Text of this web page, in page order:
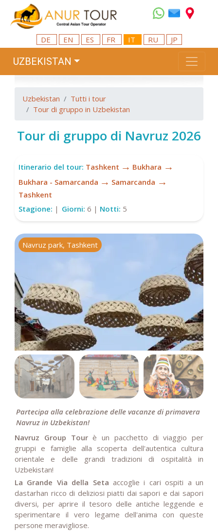
DE EN ES FR IT RU JP
UZBEKISTAN
Uzbekistan
Tutti i tour
Tour di gruppo in Uzbekistan
Tour di gruppo di Navruz 2026
Itinerario del tour: Tashkent → Bukhara →
Bukhara - Samarcanda → Samarcanda →
Tashkent
Stagione: | Giorni: 6 | Notti: 5
Navruz park, Tashkent
Partecipa alla celebrazione delle vacanze di primavera
Navruz in Uzbekistan!
Navruz Group Tourè un pacchetto di viaggio per
gruppi e famiglie alla scoperta dell'autentica cultura
orientale e delle grandi tradizioni di ospitalità in
Uzbekistan!
La Grande Via della Seta accoglie i cari ospiti a un
dastarhan ricco di deliziosi piatti dai sapori e dai sapori
diversi, per aprire il tesoro delle antiche leggende e
sperimentare il vero legame dell'anima con queste
persone meravigliose.